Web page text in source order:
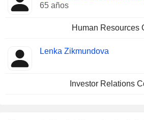
65 años
Human Resources
Lenka Zikmundova
Investor Relations